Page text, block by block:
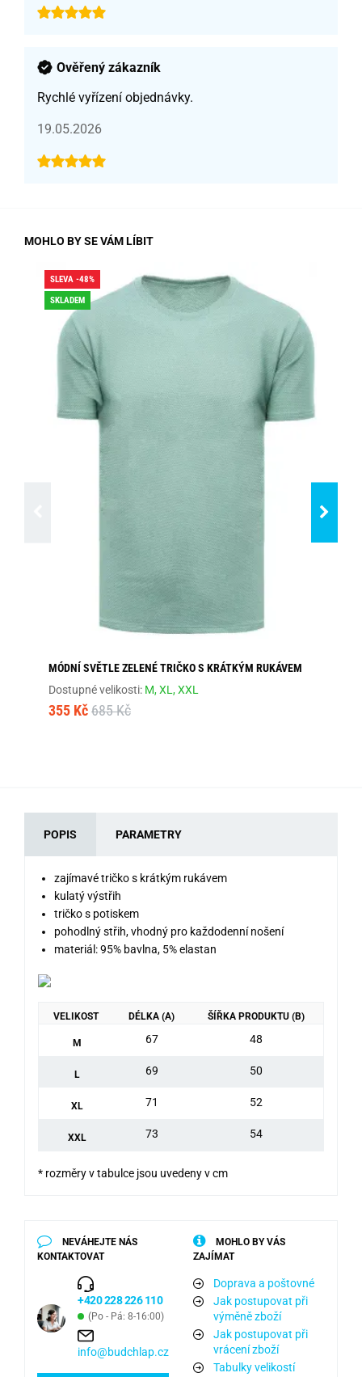
Ověřený zákazník
Rychlé vyřízení objednávky.
19.05.2026
MOHLO BY SE VÁM LÍBIT
SLEVA -48%
SKLADEM
MÓDNÍ SVĚTLE ZELENÉ TRIČKO S KRÁTKÝM RUKÁVEM
Dostupné velikosti: M,XL,XXL
355 Kč 685 Kč
POPIS PARAMETRY
zajímavé tričko s krátkým rukávem
kulatý výstřih
tričko s potiskem
pohodlný střih, vhodný pro každodenní nošení
materiál: 95% bavlna, 5% elastan
VELIKOST DÉLKA (A) ŠÍŘKA PRODUKTU (B)
M 67 48
L 69 50
XL 71 52
XXL 73 54
* rozměry v tabulce jsou uvedeny v cm
NEVÁHEJTE NÁS
KONTAKTOVAT
+420 228 226 110
(Po - Pá: 8-16:00)
info@budchlap.cz
MOHLO BY VÁS
ZAJÍMAT
Doprava a poštovné
Jak postupovat při
výměně zboží
Jak postupovat při
vrácení zboží
Tabulky velikostí